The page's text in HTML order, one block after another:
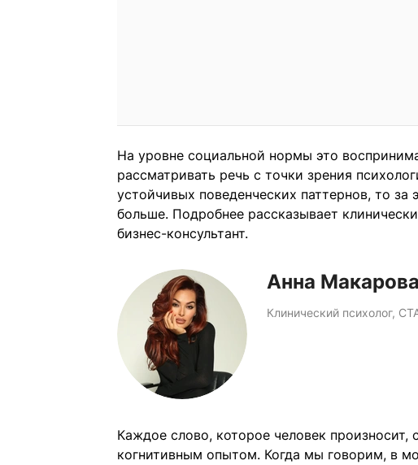
На уровне социальной нормы это
рассматривать речь с точки зрения
устойчивых поведенческих паттернов, то
больше. Подробнее рассказывает
бизнес-консультант.
Анна Макарова
Клинический психолог,
Каждое слово, которое человек
когнитивным опытом. Когда мы говорим, в